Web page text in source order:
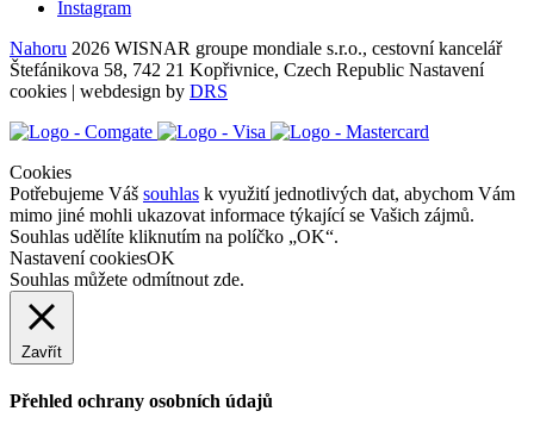
Instagram
Nahoru 2026 WISNAR groupe mondiale s.r.o., cestovní kancelář
Štefánikova 58, 742 21 Kopřivnice, Czech Republic Nastavení
cookies | webdesign by DRS
Cookies
Potřebujeme Váš souhlas k využití jednotlivých dat, abychom Vám
mimo jiné mohli ukazovat informace týkající se Vašich zájmů.
Souhlas udělíte kliknutím na políčko „OK“.
Nastavení cookiesOK
Souhlas můžete odmítnoutzde.
Zavřít
Přehled ochrany osobních údajů